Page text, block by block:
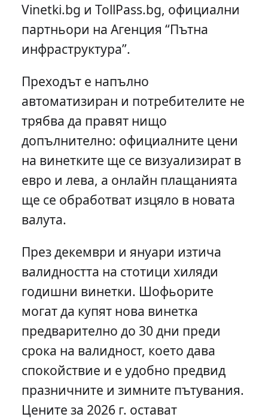
Vinetki.bg и TollPass.bg, официални
партньори на Агенция “Пътна
инфраструктура”.
Преходът е напълно
автоматизиран и потребителите не
трябва да правят нищо
допълнително: официалните цени
на винетките ще се визуализират в
евро и лева, а онлайн плащанията
ще се обработват изцяло в новата
валута.
През декември и януари изтича
валидността на стотици хиляди
годишни винетки. Шофьорите
могат да купят нова винетка
предварително до 30 дни преди
срока на валидност, което дава
спокойствие и е удобно предвид
празничните и зимните пътувания.
Цените за 2026 г. остават